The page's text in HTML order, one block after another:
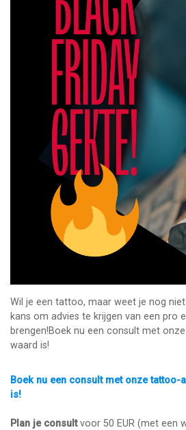
Wil je een tattoo, maar weet je nog
kans om advies te krijgen van een
brengen!Boek nu een consult met
waard is!
Boek nu een consult met onze tattoo-
is!
Plan je consultvoor 50 EUR (met een